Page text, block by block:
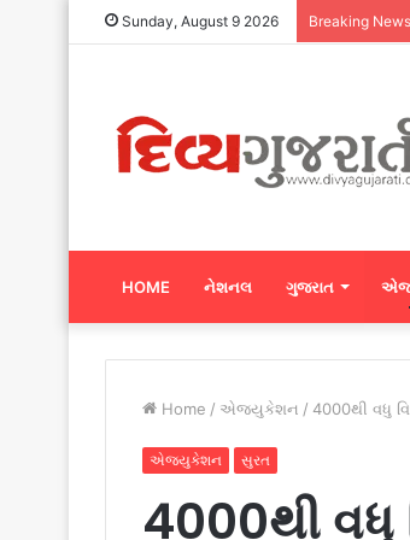
Sunday, August 9 2026 Breaking News
HOME નેશનલ ગુજરાત
Home / એજ્યુકેશન / 4000થી વધુ
એજ્યુકેશન સુરત
4000થી વધુ